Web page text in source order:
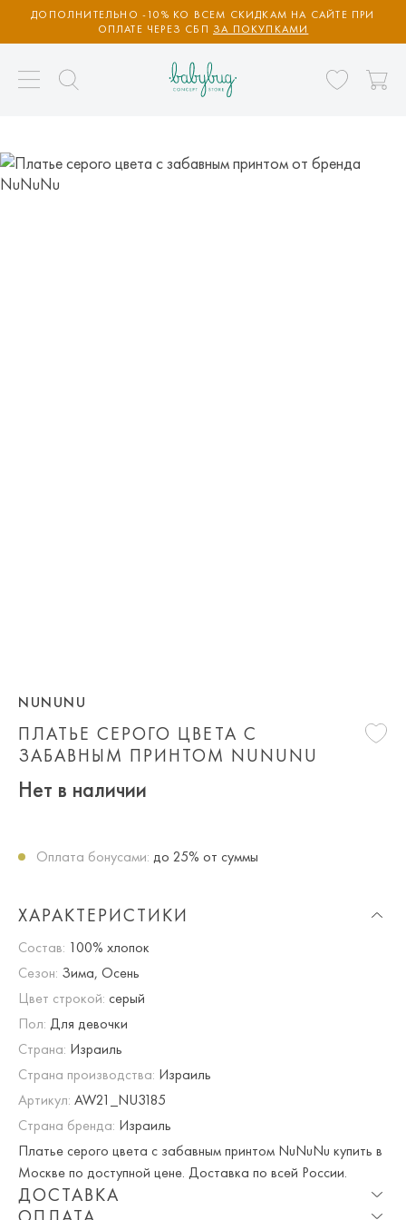
ДОПОЛНИТЕЛЬНО -10% КО ВСЕМ СКИДКАМ НА САЙТЕ ПРИ
ОПЛАТЕ ЧЕРЕЗ СБП ЗА ПОКУПКАМИ
ПЛАТЬЕ СЕРОГО ЦВЕТА С
ЗАБАВНЫМ ПРИНТОМ NUNUNU
NUNUNU
Нет в наличии
Оплата бонусами: до 25% от суммы
ХАРАКТЕРИСТИКИ
Состав: 100% хлопок
Сезон: Зима, Осень
Цвет строкой: серый
Пол: Для девочки
Страна: Израиль
Страна производства: Израиль
Артикул: AW21_NU3185
Страна бренда: Израиль
Платье серого цвета с забавным принтом NuNuNu купить в
Москве по доступной цене. Доставка по всей России.
ДОСТАВКА